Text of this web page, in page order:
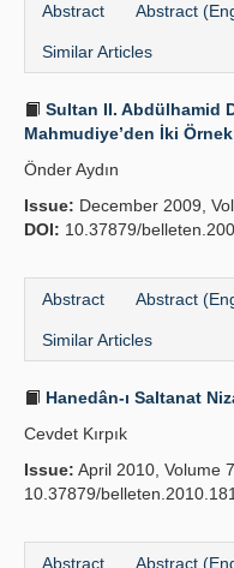
Abstract Abstract
Similar Articles
Sultan II. Abdülhamid
Mahmudiye’den İki
Önder Aydın
Issue: December 2009,
DOI: 10.37879/
Abstract Abstract
Similar Articles
Hanedân-ı Saltanat
Cevdet Kırpık
Issue: April 2010, Volume
10.37879/belleten.2010.181
Abstract Abstract